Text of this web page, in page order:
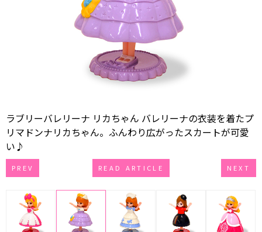
ラブリーバレリーナ リカちゃん バレリーナの衣装を着たプ
リマドンナリカちゃん。ふんわり広がったスカートが可愛
い♪
PREV READ ARTICLE NEXT